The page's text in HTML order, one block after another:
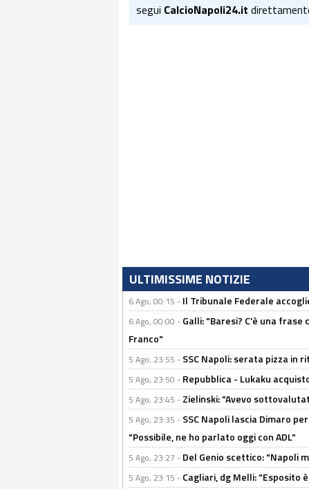
segui CalcioNapoli24.it
ULTIMISSIME NOTIZIE
6 Ago, 00:15 - Il Tribunale Federale
6 Ago, 00:00 - Galli: "Baresi? C'è una
Franco"
5 Ago, 23:55 - SSC Napoli: serata pizza in
5 Ago, 23:50 - Repubblica - Lukaku
5 Ago, 23:45 - Zielinski: "Avevo
5 Ago, 23:35 - SSC Napoli lascia Dimaro
"Possibile, ne ho parlato oggi con ADL"
5 Ago, 23:27 - Del Genio scettico: "Napoli
5 Ago, 23:15 - Cagliari, dg Melli: